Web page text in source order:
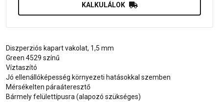
KALKULÁLOK
Diszperziós kapart vakolat, 1,5 mm
Green 4529 színű
Víztaszító
Jó ellenállóképesség környezeti hatásokkal szemben
Mérsékelten páraáteresztő
Bármely felülettípusra (alapozó szükséges)